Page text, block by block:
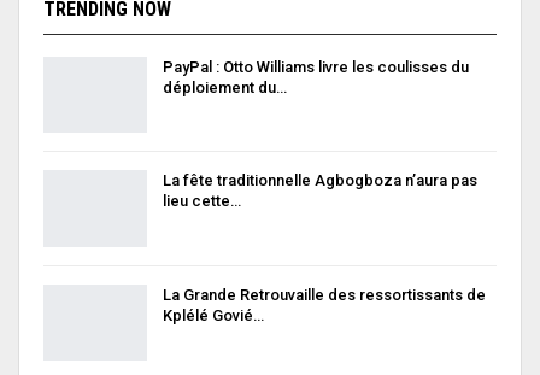
TRENDING NOW
PayPal : Otto Williams livre les coulisses du
déploiement du…
La fête traditionnelle Agbogboza n’aura pas
lieu cette…
La Grande Retrouvaille des ressortissants de
Kplélé Govié…